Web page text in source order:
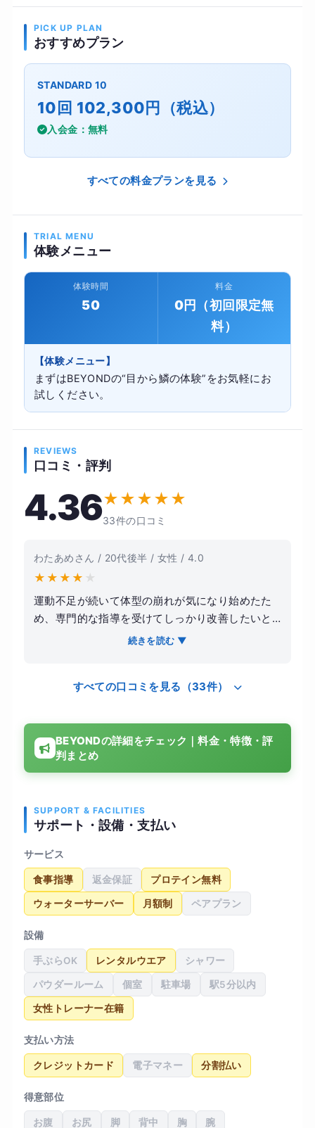
PICK UP PLAN
おすすめプラン
STANDARD 10
10回 102,300円（税込）
入会金：無料
すべての料金プランを見る
TRIAL MENU
体験メニュー
体験時間
50
料金
0円（初回限定無
料）
【体験メニュー】
まずはBEYONDの“目から鱗の体験”をお気軽にお
試しください。
REVIEWS
口コミ・評判
4.36★★★★★
33件の口コミ
わたあめさん / 20代後半 / 女性 / 4.0
★ ★ ★ ★ ★
運動不足が続いて体型の崩れが気になり始めたた
め、専門的な指導を受けてしっかり改善したいと
思い入会しました。特に、自己流では分からない
ーの方がその日の体調や目標に合わせてメニュー
きました。フォームの指導も丁寧で、自分では気
づけない癖を細かく修正してもらえた点が印象的
です。食事についても極端な制限ではなく、現実
的に続けられる提案をしてもらえたので、日常生
だけでなく見た目にも変化が現れ、周囲からも気
づかれるようになりました。継続する習慣が身に
ついたことも大きな収穫だと感じています。
続きを読む ▼
すべての口コミを見る（33件）
BEYONDの詳細をチェック｜料金・特徴・評
判まとめ
SUPPORT & FACILITIES
サポート・設備・支払い
サービス
食事指導 返金保証 プロテイン無料
ウォーターサーバー 月額制 ペアプラン
設備
手ぶらOK レンタルウエア シャワー
パウダールーム 個室 駐車場 駅5分以内
女性トレーナー在籍
支払い方法
クレジットカード 電子マネー 分割払い
得意部位
お腹 お尻 脚 背中 胸 腕